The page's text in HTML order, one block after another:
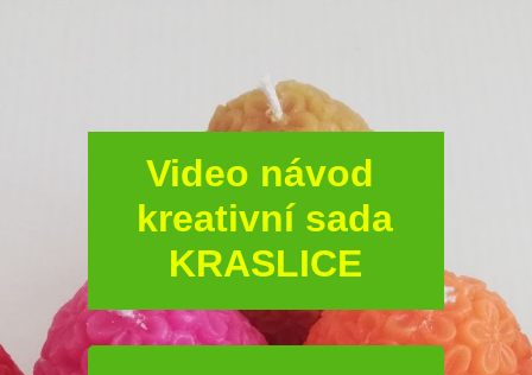
Video návod
kreativní sada
KRASLICE